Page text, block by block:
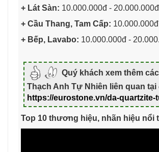
+ Lát Sàn: 10.000.000đ - 20.000.000đ
+ Cầu Thang, Tam Cấp:
+ Bếp, Lavabo: 10.000.000đ -
Quý khách xem thêm
Thạch Anh Tự Nhiên liên quan tại
https://eurostone.vn/da-quartzite-
Top 10 thương hiệu, nhãn hiệu nổi